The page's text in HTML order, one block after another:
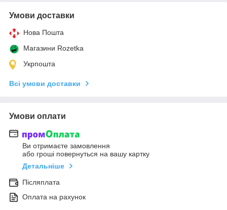
Умови доставки
Нова Пошта
Магазини Rozetka
Укрпошта
Всі умови доставки
Умови оплати
Ви отримаєте замовлення
або гроші повернуться на вашу картку
Детальніше
Післяплата
Оплата на рахунок